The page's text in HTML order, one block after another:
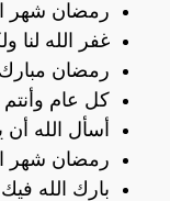
رمضان شهر
غفر الله لنا
رمضان
كل عام
أسأل الله
رمضان شهر
بارك الله